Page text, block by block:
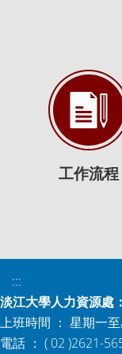
工作流程
:::
淡江大學人力資源處：
上班時間 ： 星期一
電話 ： ( 02 )2621-